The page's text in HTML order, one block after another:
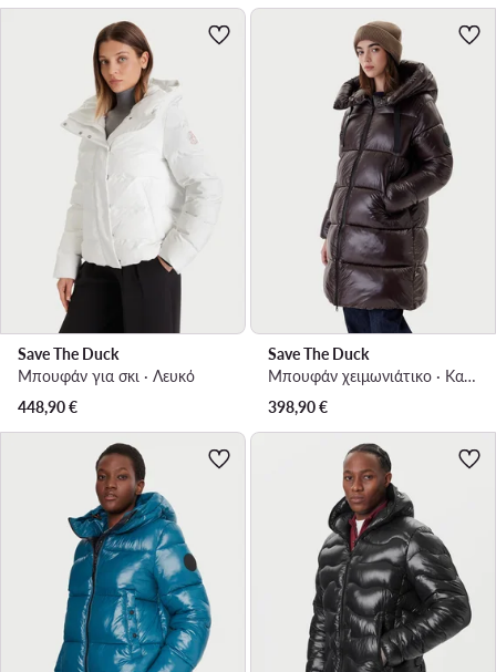
Save The Duck
Μπουφάν για σκι · Λευκό
448,90€
Save The Duck
Μπουφάν χειμωνιάτικο · Καφέ
398,90€